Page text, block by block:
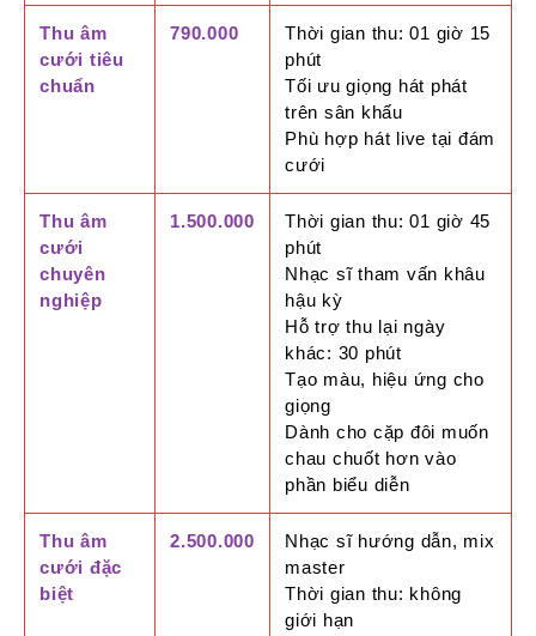
Thu âm
cưới tiêu
chuẩn
790.000
Thời gian thu: 01 giờ 15
phút
Tối ưu giọng hát phát
trên sân khấu
Phù hợp hát live tại đám
cưới
Thu âm
cưới
chuyên
nghiệp
1.500.000
Thời gian thu: 01 giờ 45
phút
Nhạc sĩ tham vấn khâu
hậu kỳ
Hỗ trợ thu lại ngày
khác: 30 phút
Tạo màu, hiệu ứng cho
giọng
Dành cho cặp đôi muốn
chau chuốt hơn vào
phần biểu diễn
Thu âm
cưới đặc
biệt
2.500.000
Nhạc sĩ hướng dẫn, mix
master
Thời gian thu: không
giới hạn